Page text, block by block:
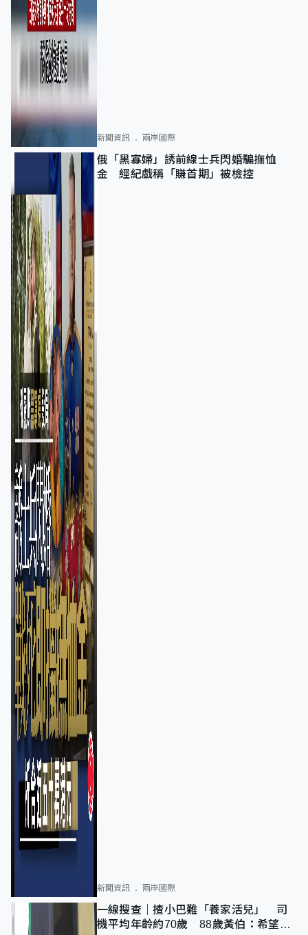
新聞資訊 兩岸國際
俄「黑寡婦」誘前線士兵閃婚騙撫恤
金 經紀戲稱「賺首期」被檢控
新聞資訊 兩岸國際
一線搜查｜揸小巴難「養家活兒」 司
機平均年齡約70歲 88歲黃伯：希望一